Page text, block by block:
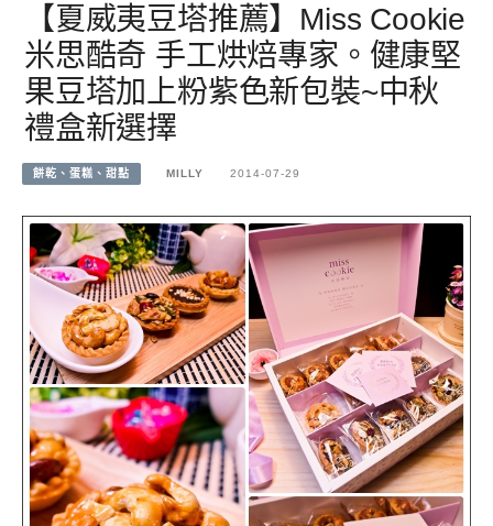
【夏威夷豆塔推薦】Miss Cookie
米思酷奇 手工烘焙專家。健康堅
果豆塔加上粉紫色新包裝~中秋
禮盒新選擇
餅乾、蛋糕、甜點 MILLY 2014-07-29